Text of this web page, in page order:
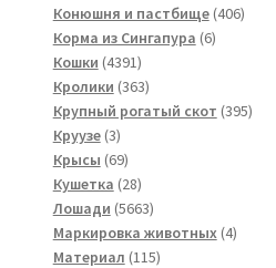
товаров
Конюшня и пастбище 406406
Корма из Сингапура 66
Кошки 43914391
товар
Кролики 363363
товара
Крупный рогатый скот 395395
Круузе 33
товара
Крысы 6969
товаров
Кушетка 2828
товаров
Лошади 56635663
товара
Маркировка животных 44
Материал 115115